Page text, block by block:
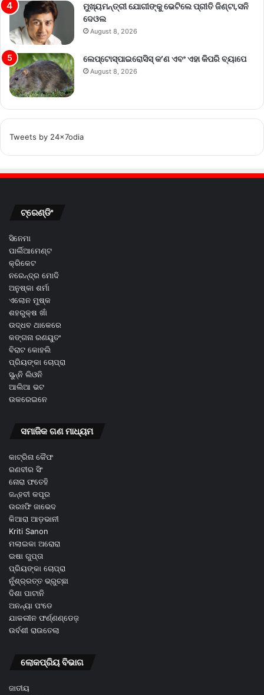
ମୁଖ୍ୟମନ୍ତ୍ରୀ ଯୋଗୀଙ୍କୁ ଭେଟିଲେ ପ୍ରୀତି ଜିଣ୍ଟା,ସନି
ଦେଓଲ
August 8, 2026
ଲେପ୍ଟୋସ୍ପାଇରୋସିସ୍ କ’ଣ ଏବଂ ଏହା କିପରି ବ୍ୟାପେ
August 8, 2026
Tweets by 24x7odia
ଟ୍ରେଣ୍ଡିଂ
ସିନେମା
ପାର୍ଲିଆମେଣ୍ଟ
କ୍ରିକେଟ
ନରେନ୍ଦ୍ର ମୋଦି
ଅନୁଷ୍କା ଶର୍ମା
ଏଲୋନ ମୁଷ୍କ
ଶହରୁକ୍ଷ ଖାଁ
ଉଦ୍ଧବ ଥାକେରେ
କଙ୍ଗନା ରଣୟୁତଂ
ବିରାଟ କୋହଲି
ପ୍ରିୟଙ୍କା ଚୋପ୍ରା
ସୁନ୍ନି ଲିଓନି
ଆଲିଆ ଭଟ
ଉକରେଇନେ
ସମାଜିକ ଗଣ ମାଧ୍ୟମ
କାଟ୍ରିନା କୈଫ
ରଣବୀର ସିଂ
ନୋରା ଫତେହି
ଜନ୍ହବୀ କପୂର
ଉରଃଫି ଜାଭେଦ
କିଆରା ଆଡ଼ଭାନୀ
Kriti Sanon
ମଲାଇକା ଅରୋରା
ଇଷା ଗୁପ୍ତା
ପ୍ରିୟଙ୍କା ଚୋପ୍ରା
ନୁଁଶ୍ର୍ରତ୍ତ ଭ୍ରୁଚ୍ଛା
ଦିଶା ପାଟାନି
ଅନନ୍ୟା ପଂଡେ
ଯାକଲୀନ ଫର୍ଣ୍ଣଣ୍ଡେଜ଼
ଉର୍ବଶୀ ରାଉତେଲା
ଲୋକପ୍ରିୟ ବିଭାଗ
ଜାତୀୟ